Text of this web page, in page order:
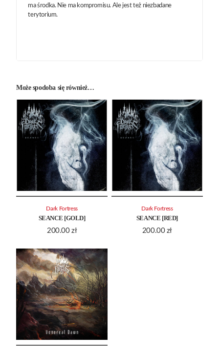
ma środka. Nie ma kompromisu. Ale jest też niezbadane
terytorium.
Może spodoba się również…
SEANCE [GOLD]
200.00 zł
Dark Fortress
SEANCE [RED]
200.00 zł
Dark Fortress